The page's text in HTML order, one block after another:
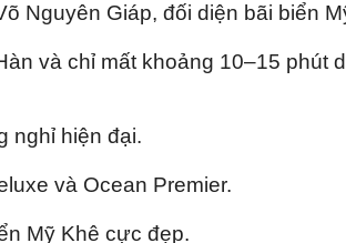
Nguyên Giáp, đối diện bãi biển
và chỉ mất khoảng 10–15 phút
nghỉ hiện đại.
và Ocean Premier.
Mỹ Khê cực đẹp.